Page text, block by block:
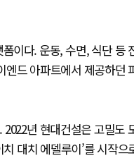
이다. 운동, 수면, 식단 등
드 아파트에서 제공하던
년 현대건설은 고밀도
대치 에델루이’를 시작으